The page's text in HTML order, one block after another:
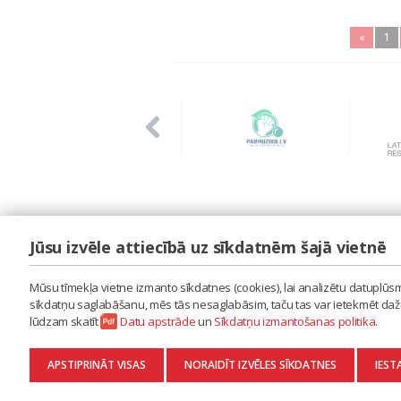
« 1
LAIPA
ES RADU MŪZIKU
AKTUALITĀTES
KONTAKTI
SĪKDATŅU IZMANTOŠANAS POLITIKA
DATU APSTRĀDE
Jūsu izvēle attiecībā uz sīkdatnēm šajā vietnē
Mūsu tīmekļa vietne izmanto sīkdatnes (cookies), lai analizētu
sīkdatņu saglabāšanu, mēs tās nesaglabāsim, taču tas var ietekmēt
lūdzam skatīt
Datu apstrādeun Sīkdatņu izmantošanas politika.
APSTIPRINĀT VISAS NORAIDĪT IZVĒLES SĪKDATNES